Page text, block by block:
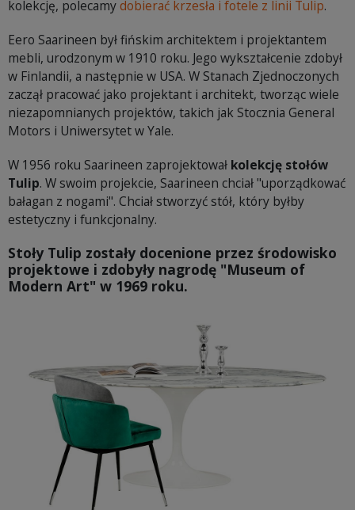
kolekcję, polecamydobierać krzesła i fotele z linii Tulip.
Eero Saarineen był fińskim architektem i projektantem
mebli, urodzonym w 1910 roku. Jego wykształcenie zdobył
w Finlandii, a następnie w USA. W Stanach Zjednoczonych
zaczął pracować jako projektant i architekt, tworząc wiele
niezapomnianych projektów, takich jak Stocznia General
Motors i Uniwersytet w Yale.
W 1956 roku Saarineen zaprojektował kolekcję stołów
Tulip. W swoim projekcie, Saarineen chciał "uporządkować
bałagan z nogami". Chciał stworzyć stół, który byłby
estetyczny i funkcjonalny.
Stoły Tulip zostały docenione przez środowisko
projektowe i zdobyły nagrodę "Museum of
Modern Art" w 1969 roku.